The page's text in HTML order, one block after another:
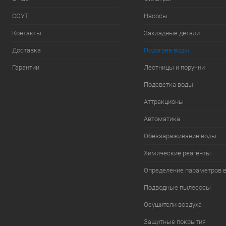
СОУТ
Контакты
Доставка
Гарантии
Насосы
Закладные детали
Подогрев воды
Лестницы и поручни
Подсветка воды
Аттракционы
Автоматика
Обеззараживание воды
Химические реагенты
Определение параметров
Подводные пылесосы
Осушители воздуха
Защитные покрытия